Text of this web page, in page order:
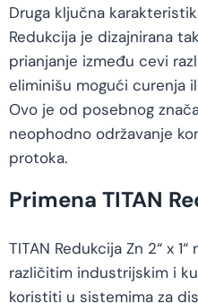
Druga ključna
Redukcija je dizajnirana
prianjanje između cevi
eliminišu mogući curenja
Ovo je od posebnog
neophodno održavanje
protoka.
Primena TITAN
TITAN Redukcija Zn 2“ x
različitim industrijskim i
koristiti u sistemima za